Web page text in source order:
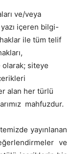
ve/veya
içeren bilgi-
ile tüm telif
olarak; siteye
alan her türlü
mahfuzdur.
yayınlanan
ve